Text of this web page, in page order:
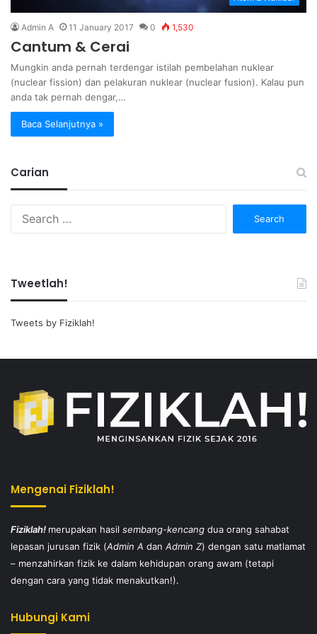
Admin A 11 January 2017 0 1,530
Cantum & Cerai
Mungkin anda pernah terdengar istilah pembelahan nuklear
(nuclear fission) dan pelakuran nuklear (nuclear fusion). Kalau pun
anda tak pernah dengar,…
Baca Selanjutnya »
Carian
Tweetlah!
Tweets by Fiziklah!
Mengenai Fiziklah!
Fiziklah! merupakan hasil sembang-kencang dua orang sahabat
lepasan jurusan fizik (Admin A dan Admin Z) dengan satu matlamat
– menzahirkan fizik ke dalam kehidupan orang awam (tetapi
dengan cara yang tidak menakutkan!).
Hubungi Kami